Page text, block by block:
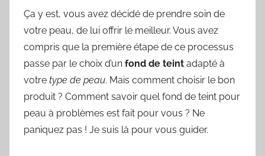
Ça y est, vous avez décidé de prendre soin de
votre peau, de lui offrir le meilleur. Vous avez
compris que la première étape de ce processus
passe par le choix d’un fond de teint adapté à
votre type de peau. Mais comment choisir le bon
produit ? Comment savoir quel fond de teint pour
peau à problèmes est fait pour vous ? Ne
paniquez pas ! Je suis là pour vous guider.